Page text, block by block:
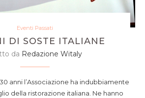
Eventi Passati
DI SOSTE ITALIANE
da Redazione Witaly
anni l’Associazione ha indubbiamente
della ristorazione italiana. Ne hanno